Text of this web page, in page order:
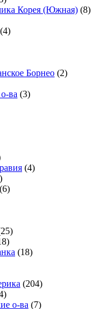
Корея (Южная) (8)
(4)
Борнео (2)
ва (3)
(4)
(6)
(18)
(204)
о-ва (7)